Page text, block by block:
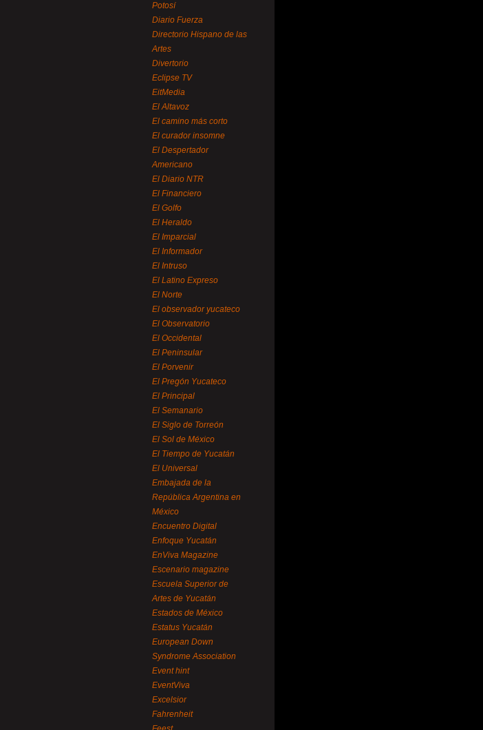
Potosí
Diario Fuerza
Directorio Hispano de las
Artes
Divertorio
Eclipse TV
EitMedia
El Altavoz
El camino más corto
El curador insomne
El Despertador
Americano
El Diario NTR
El Financiero
El Golfo
El Heraldo
El Imparcial
El Informador
El Intruso
El Latino Expreso
El Norte
El observador yucateco
El Observatorio
El Occidental
El Peninsular
El Porvenir
El Pregón Yucateco
El Principal
El Semanario
El Siglo de Torreón
El Sol de México
El Tiempo de Yucatán
El Universal
Embajada de la
República Argentina en
México
Encuentro Digital
Enfoque Yucatán
EnViva Magazine
Escenario magazine
Escuela Superior de
Artes de Yucatán
Estados de México
Estatus Yucatán
European Down
Syndrome Association
Event hint
EventViva
Excelsior
Fahrenheit